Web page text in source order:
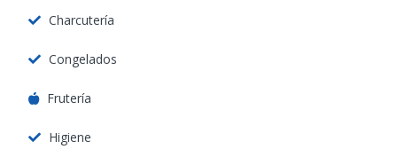
Charcutería
Congelados
Frutería
Higiene